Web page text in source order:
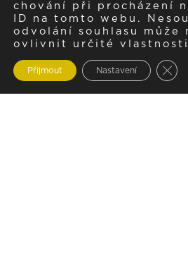
chování při procházení
ID na tomto webu.
odvolání souhlasu může
ovlivnit určité vlastnosti
Přijmout Nastavení